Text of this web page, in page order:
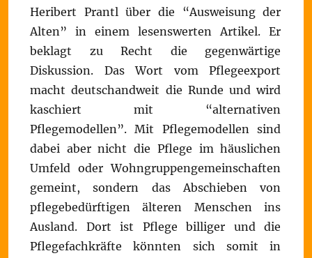
Heribert Prantl über die “Ausweisung der
Alten” in einem lesenswerten Artikel. Er
beklagt zu Recht die gegenwärtige
Diskussion. Das Wort vom Pflegeexport
macht deutschandweit die Runde und wird
kaschiert mit “alternativen
Pflegemodellen”. Mit Pflegemodellen sind
dabei aber nicht die Pflege im häuslichen
Umfeld oder Wohngruppengemeinschaften
gemeint, sondern das Abschieben von
pflegebedürftigen älteren Menschen ins
Ausland. Dort ist Pflege billiger und die
Pflegefachkräfte könnten sich somit in